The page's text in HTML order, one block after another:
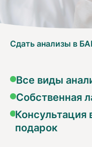
Сдать анализы в
Все виды
Собственная
Консультация
подарок